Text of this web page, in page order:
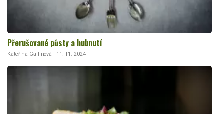
Přerušované půsty a hubnutí
Kateřina Gallinová · 11. 11. 2024